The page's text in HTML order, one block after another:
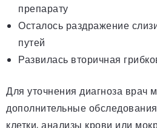
препарату
Осталось раздражение
путей
Развилась вторичная
Для уточнения диагноза врач
дополнительные